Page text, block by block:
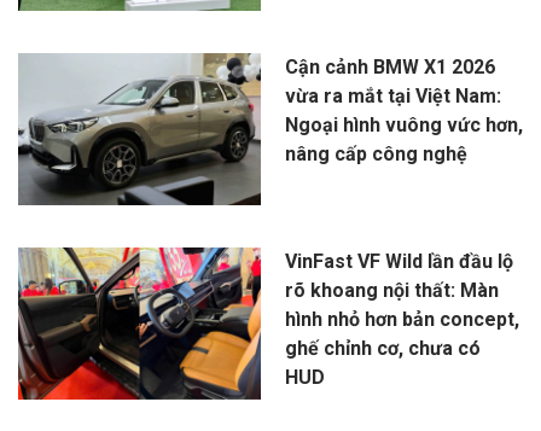
Cận cảnh BMW X1 2026
vừa ra mắt tại Việt Nam:
Ngoại hình vuông vức hơn,
nâng cấp công nghệ
VinFast VF Wild lần đầu lộ
rõ khoang nội thất: Màn
hình nhỏ hơn bản concept,
ghế chỉnh cơ, chưa có
HUD